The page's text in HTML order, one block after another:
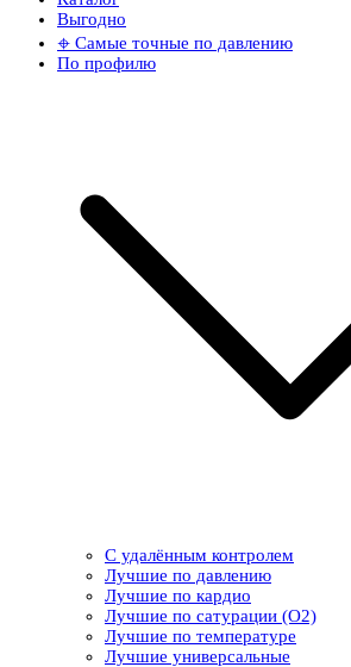
Выгодно
𖦏 Самые точные по давлению
По профилю
С удалённым контролем
Лучшие по давлению
Лучшие по кардио
Лучшие по сатурации (О2)
Лучшие по температуре
Лучшие универсальные